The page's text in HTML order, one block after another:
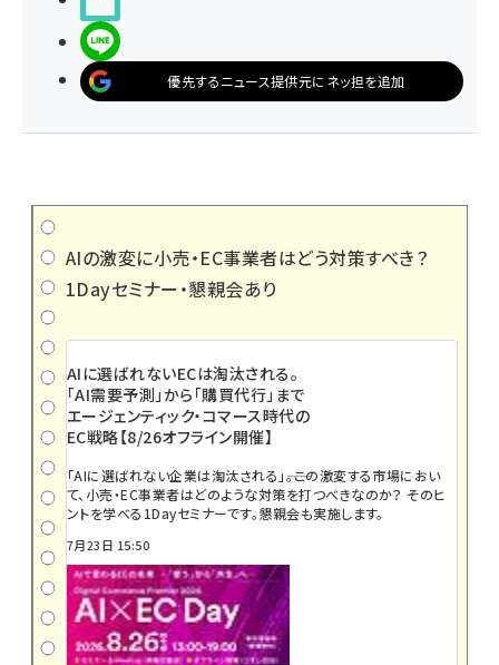
優先するニュース提供元にネッ担を追加
AIの激変に小売・EC事業者はどう対策すべき？
1Dayセミナー・懇親会あり
AIに選ばれないECは淘汰される。
「AI需要予測」から「購買代行」まで
エージェンティック・コマース時代の
EC戦略【8/26オフライン開催】
「AIに選ばれない企業は淘汰される」――。この激変する市場におい
て、小売・EC事業者はどのような対策を打つべきなのか？ そのヒ
ントを学べる1Dayセミナーです。懇親会も実施します。
7月23日 15:50